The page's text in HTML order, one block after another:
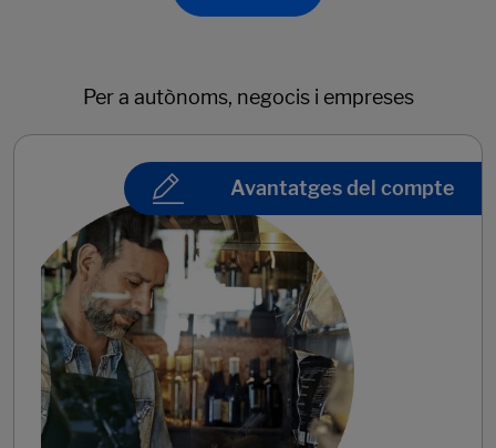
Per a autònoms, negocis i empreses
Avantatges del compte